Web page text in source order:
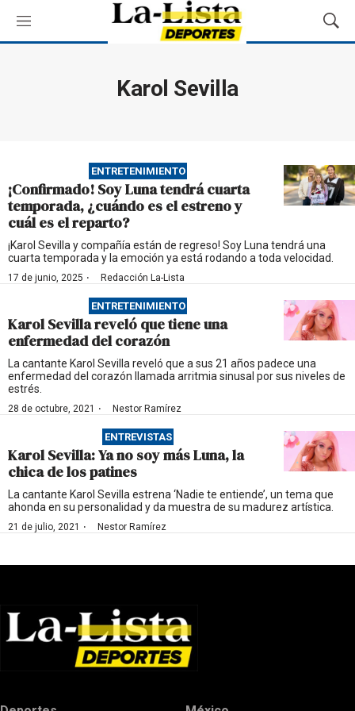
M
e
M
o
ú
s
q
u
a
Karol Sevilla
ENTRETENIMIENTO
¡Confirmado! Soy Luna tendrá cuarta
temporada, ¿cuándo es el estreno y
cuál es el reparto?
¡Karol Sevilla y compañía están de regreso! Soy Luna tendrá una
cuarta temporada y la emoción ya está rodando a toda velocidad.
17 de junio, 2025 · Redacción La-Lista
ENTRETENIMIENTO
Karol Sevilla reveló que tiene una
enfermedad del corazón
La cantante Karol Sevilla reveló que a sus 21 años padece una
enfermedad del corazón llamada arritmia sinusal por sus niveles de
estrés.
28 de octubre, 2021 · Nestor Ramírez
ENTREVISTAS
Karol Sevilla: Ya no soy más Luna, la
chica de los patines
La cantante Karol Sevilla estrena ‘Nadie te entiende’, un tema que
ahonda en su personalidad y da muestra de su madurez artística.
21 de julio, 2021 · Nestor Ramírez